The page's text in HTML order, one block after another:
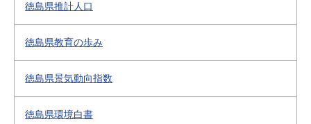
徳島県推計人口
徳島県教育の歩み
徳島県景気動向指数
徳島県環境白書